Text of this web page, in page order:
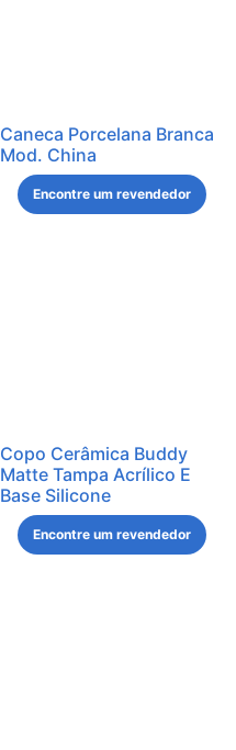
Caneca Porcelana Branca
Mod. China
Encontre um revendedor
Copo Cerâmica Buddy
Matte Tampa Acrílico E
Base Silicone
Encontre um revendedor